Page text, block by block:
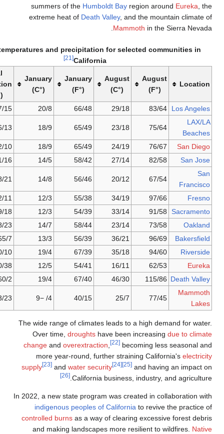
summers of theHumboldt Bayregion
extreme heat ofDeath Valley, and the
Mammothin the
Average temperatures and precipitation for selected
August
January
January
precipitation
83/64
29/18
66/48
377/15
23/18
65/49
326/13
76/67
24/19
65/49
262/10
82/58
27/14
58/42
401/16
20/12
56/46
538/21
97/66
34/19
55/38
292/11
91/58
33/14
54/39
469/18
73/58
23/14
58/44
588/23
96/69
36/21
165/7
94/60
35/18
67/39
260/10
62/53
16/11
960/38
115/86
46/30
67/40
40/15
583/23
The wide range of climates leads to a high
Over time,droughtshave been increasing
changeandoverextraction,
becoming less
more year-round, further straining
supply
[23]andwater security
and having
California business, industry,
In 2022, a new state program was created in
indigenous peoples of Californiato revive
controlled burnsas a way of clearing
and making landscapes more resilient to